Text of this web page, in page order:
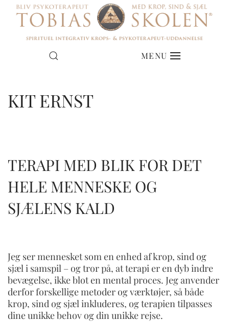
MENU
KIT ERNST
TERAPI MED BLIK FOR DET
HELE MENNESKE OG
SJÆLENS KALD
Jeg ser mennesket som en enhed af krop, sind og
sjæl i samspil – og tror på, at terapi er en dyb indre
bevægelse, ikke blot en mental proces. Jeg anvender
derfor forskellige metoder og værktøjer, så både
krop, sind og sjæl inkluderes, og terapien tilpasses
dine unikke behov og din unikke rejse.